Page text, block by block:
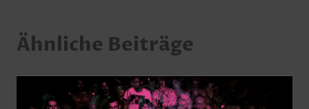
Ähnliche Beiträge